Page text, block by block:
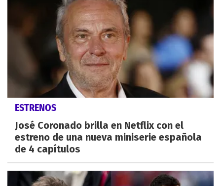
ESTRENOS
José Coronado brilla en Netflix con el
estreno de una nueva miniserie española
de 4 capítulos